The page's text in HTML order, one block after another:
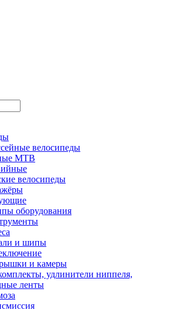
велосипеды
МTB
велосипеды
оборудования
и шипы
и камеры
удлинители ниппеля,
ленты